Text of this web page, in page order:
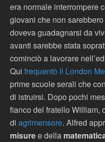
era normale interrompere
giovani che non
doveva guadagnarsi da
avanti sarebbe stata
cominciò a lavorare
Qui frequentò il London
prime scuole serali che
di istruirsi. Dopo pochi
fianco del fratello William,
di agrimensore. Alfred
misuree della